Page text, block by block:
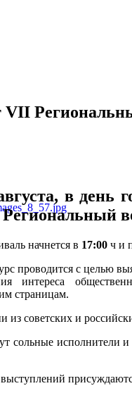
VII
в день
Региональный
начнется в 17:00 ч и
проводится с целью
интереса
страницам.
из советских и
сольные исполнители